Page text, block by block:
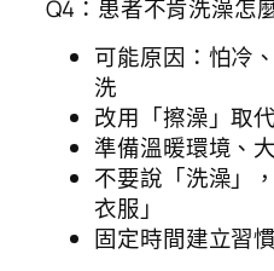
Q4：患者不肯洗澡怎
可能原因：怕冷
洗
改用「擦澡」取
準備溫暖環境、
不要說「洗澡」
衣服」
固定時間建立習慣